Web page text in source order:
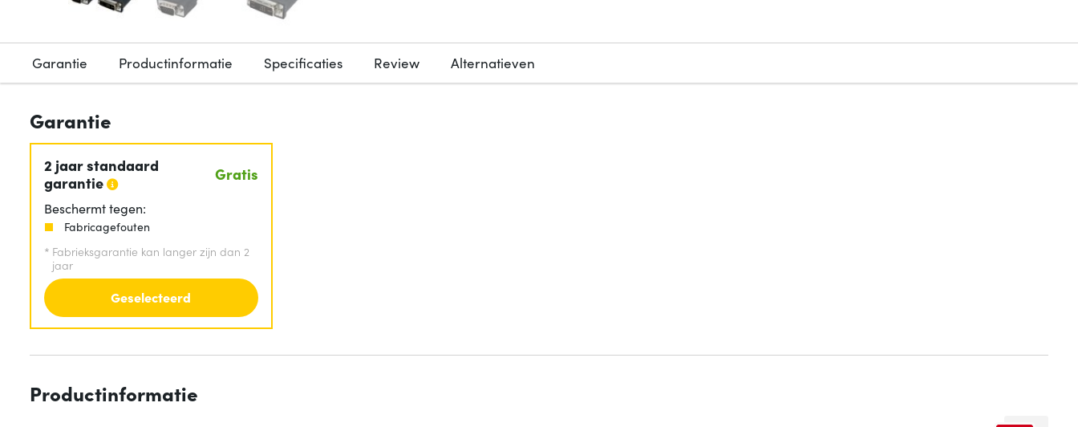
Garantie Productinformatie Specificaties Review Alternatieven
Garantie
2 jaar standaard
garantie
Gratis
Beschermt tegen:
Fabricagefouten
* Fabrieksgarantie kan langer zijn dan 2
jaar
Geselecteerd
Productinformatie